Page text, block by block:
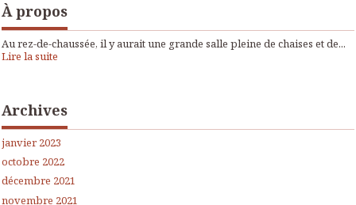
À propos
Au rez-de-chaussée, il y aurait une grande salle pleine de chaises et de...
Lire la suite
Archives
janvier 2023
octobre 2022
décembre 2021
novembre 2021